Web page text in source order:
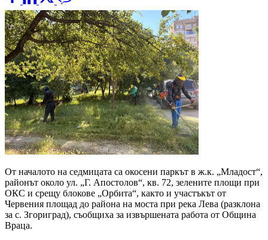
От началото на седмицата са окосени паркът в ж.к. „Младост“,
районът около ул. „Г. Апостолов“, кв. 72, зелените площи при
ОКС и срещу блокове „Орбита“, както и участъкът от
Червения площад до района на моста при река Лева (разклона
за с. Згориград), съобщиха за извършената работа от Община
Враца.